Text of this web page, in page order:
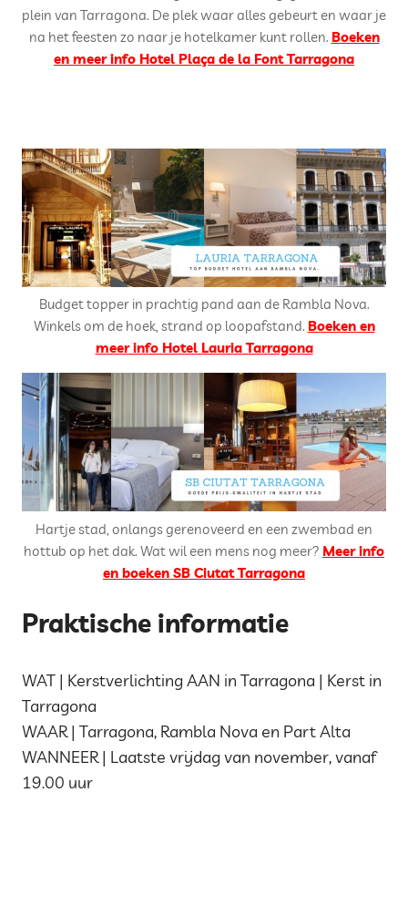
plein van Tarragona. De plek waar alles gebeurt en waar je
na het feesten zo naar je hotelkamer kunt rollen. Boeken
en meer info Hotel Plaça de la Font Tarragona
Budget topper in prachtig pand aan de Rambla Nova.
Winkels om de hoek, strand op loopafstand. Boeken en
meer info Hotel Lauria Tarragona
Hartje stad, onlangs gerenoveerd en een zwembad en
hottub op het dak. Wat wil een mens nog meer? Meer info
en boeken SB Ciutat Tarragona
Praktische informatie
WAT | Kerstverlichting AAN in Tarragona | Kerst in
Tarragona
WAAR | Tarragona, Rambla Nova en Part Alta
WANNEER | Laatste vrijdag van november, vanaf
19.00 uur